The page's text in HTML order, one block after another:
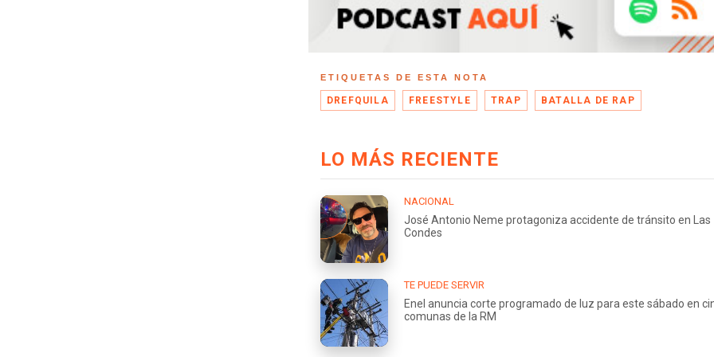
ETIQUETAS DE ESTA NOTA
DREFQUILA FREESTYLE TRAP BATALLA DE RAP
LO MÁS RECIENTE
NACIONAL
José Antonio Neme protagoniza accidente de tránsito en Las
Condes
TE PUEDE SERVIR
Enel anuncia corte programado de luz para este sábado en
comunas de la RM